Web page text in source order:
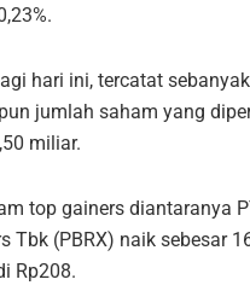
hari ini, tercatat
jumlah saham yang
miliar.
top gainers diantaranya
Tbk (PBRX) naik sebesar
Rp208.